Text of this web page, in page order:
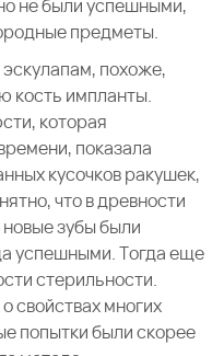
не были успешными,
предметы.
похоже,
кость импланты.
которая
показала
кусочков ракушек,
что в древности
зубы были
успешными. Тогда еще
стерильности.
свойствах многих
попытки были скорее